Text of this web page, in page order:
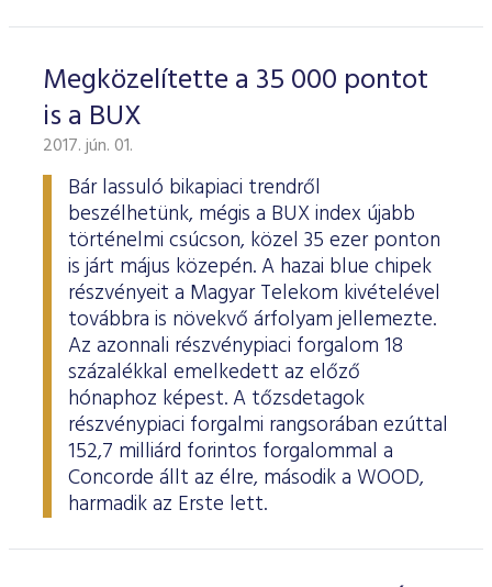
Megközelítette a 35 000 pontot
is a BUX
2017. jún. 01.
Bár lassuló bikapiaci trendről
beszélhetünk, mégis a BUX index újabb
történelmi csúcson, közel 35 ezer ponton
is járt május közepén. A hazai blue chipek
részvényeit a Magyar Telekom kivételével
továbbra is növekvő árfolyam jellemezte.
Az azonnali részvénypiaci forgalom 18
százalékkal emelkedett az előző
hónaphoz képest. A tőzsdetagok
részvénypiaci forgalmi rangsorában ezúttal
152,7 milliárd forintos forgalommal a
Concorde állt az élre, második a WOOD,
harmadik az Erste lett.